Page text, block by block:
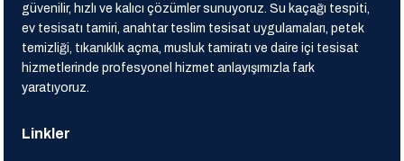
güvenilir, hızlı ve kalıcı çözümler sunuyoruz. Su kaçağı tespiti,
ev tesisatı tamiri, anahtar teslim tesisat uygulamaları, petek
temizliği, tıkanıklık açma, musluk tamiratı ve daire içi tesisat
hizmetlerinde profesyonel hizmet anlayışımızla fark
yaratıyoruz.
Linkler